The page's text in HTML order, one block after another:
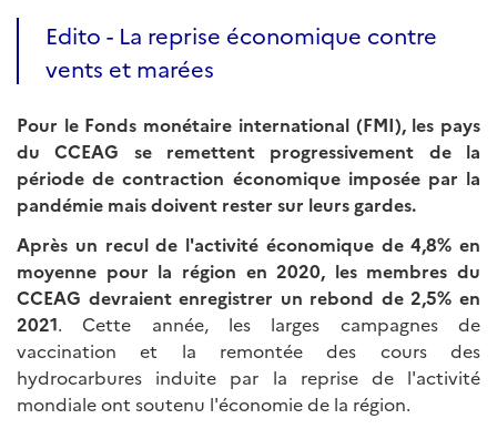
Edito - La reprise économique contre
vents et marées
Pour le Fonds monétaire international (FMI), les pays
du CCEAG se remettent progressivement de la
période de contraction économique imposée par la
pandémie mais doivent rester sur leurs gardes.
Après un recul de l'activité économique de 4,8% en
moyenne pour la région en 2020, les membres du
CCEAG devraient enregistrer un rebond de 2,5% en
2021. Cette année, les larges campagnes de
vaccination et la remontée des cours des
hydrocarbures induite par la reprise de l'activité
mondiale ont soutenu l'économie de la région.